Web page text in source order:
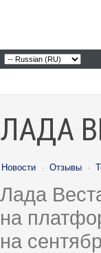
ЛАДА
Новости · Отзывы ·
Лада
на
на